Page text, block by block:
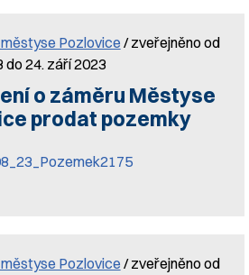
Pozlovice / zveřejněno od
do 24. září 2023
o záměru Městyse
prodat pozemky
Pozlovice / zveřejněno od